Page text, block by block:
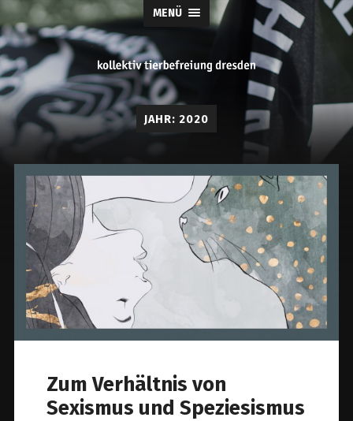
MENÜ
tierbefreiung
dresden
JAHR: 2020
Zum Verhältnis von
Sexismus und Speziesismus